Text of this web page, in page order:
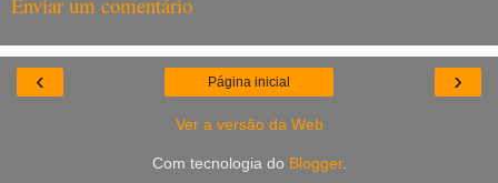
‹ ›
Página inicial
Ver a versão da Web
Com tecnologia do Blogger.